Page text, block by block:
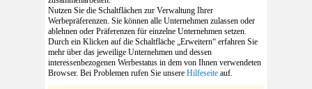
Nutzen Sie die Schaltflächen zur Verwaltung Ihrer
Werbepräferenzen. Sie können alle Unternehmen zulassen oder
ablehnen oder Präferenzen für einzelne Unternehmen setzen.
Durch ein Klicken auf die Schaltfläche „Erweitern“ erfahren Sie
mehr über das jeweilige Unternehmen und dessen
interessenbezogenen Werbestatus in dem von Ihnen verwendeten
Browser. Bei Problemen rufen Sie unsere Hilfeseite auf.